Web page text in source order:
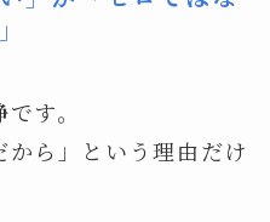
です。
ら」という理由だけ